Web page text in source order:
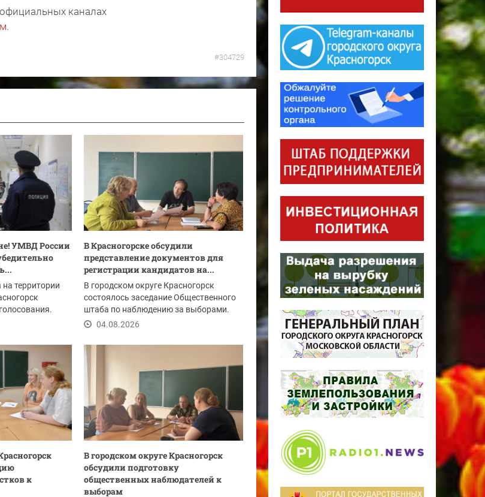
каналах
.
#304729
​УМВД России
на территории
В Красногорске обсудили
представление документов для
регистрации кандидатов на...
В городском округе Красногорск
состоялось заседание Общественного
штаба по наблюдению за выборами.
Участники...
04.08.2026
к
В городском округе Красногорск
обсудили подготовку
общественных наблюдателей к
выборам